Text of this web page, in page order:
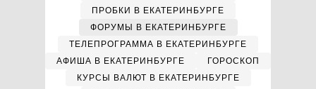
ПРОБКИ В ЕКАТЕРИНБУРГЕ
ФОРУМЫ В ЕКАТЕРИНБУРГЕ
ТЕЛЕПРОГРАММА В ЕКАТЕРИНБУРГЕ
АФИША В ЕКАТЕРИНБУРГЕ
ГОРОСКОП
КУРСЫ ВАЛЮТ В ЕКАТЕРИНБУРГЕ